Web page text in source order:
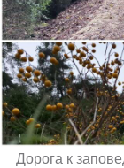
Дорога к